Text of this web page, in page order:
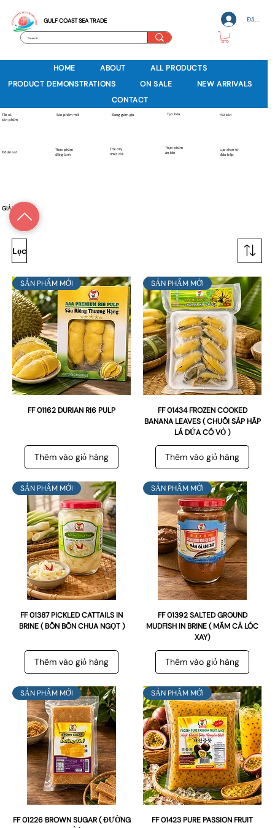
GULF COAST SEA TRADE Đăng
HOME ABOUT
ALL PRODUCTS
PRODUCT DEMONSTRATIONS
ON SALE
NEW ARRIVALS
CONTACT
Tất cả
sản phẩm
Sản phẩm mới Đang giảm giá Tạp hóa Hải sản
Đồ ăn vặt
Thực phẩm
đông lạnh
Trái cây
nhiệt đới
Thực phẩm
ăn liền
Lựa chọn từ
đầu bếp
Lọc
SẢN PHẨM MỚI
FF 01162 DURIAN RI6 PULP
Thêm vào giỏ hàng
SẢN PHẨM MỚI
FF 01434 FROZEN COOKED
BANANA LEAVES ( CHUỐI SÁP HẤP
LÁ DỨA CÓ VỎ )
Thêm vào giỏ hàng
SẢN PHẨM MỚI
FF 01387 PICKLED CATTAILS IN
BRINE ( BỒN BỒN CHUA NGỌT )
Thêm vào giỏ hàng
SẢN PHẨM MỚI
FF 01392 SALTED GROUND
MUDFISH IN BRINE ( MẮM CÁ LÓC
XAY)
Thêm vào giỏ hàng
SẢN PHẨM MỚI
FF 01226 BROWN SUGAR ( ĐƯỜNG
SẢN PHẨM MỚI
FF 01423 PURE PASSION FRUIT
GIẢM GIÁ